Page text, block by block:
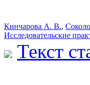
Кинчарова А. В.,
Исследовательские
Текст